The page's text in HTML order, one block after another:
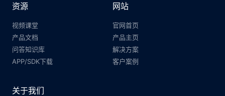
资源
视频课堂
产品文档
问答知识库
APP/SDK下载
网站
官网首页
产品主页
解决方案
客户案例
关于我们